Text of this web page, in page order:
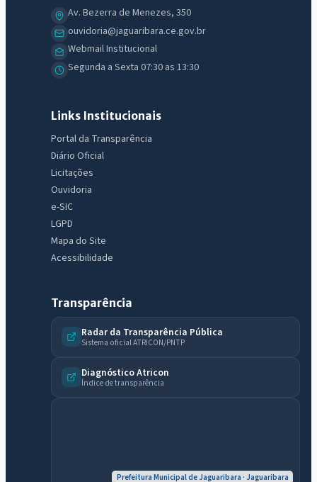
Av. Bezerra de Menezes, 350
ouvidoria@jaguaribara.ce.gov.br
Webmail Institucional
Segunda a Sexta 07:30 as 13:30
Links Institucionais
Portal da Transparência
Diário Oficial
Licitações
Ouvidoria
e-SIC
LGPD
Mapa do Site
Acessibilidade
Transparência
Radar da Transparência Pública
Sistema oficial ATRICON/PNTP
Diagnóstico Atricon
Índice de transparência
Prefeitura Municipal de Jaguaribara · Jaguaribara